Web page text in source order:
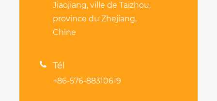
Jiaojiang, ville de Taizhou,
province du Zhejiang,
Chine
 Tél
+86-576-88310619